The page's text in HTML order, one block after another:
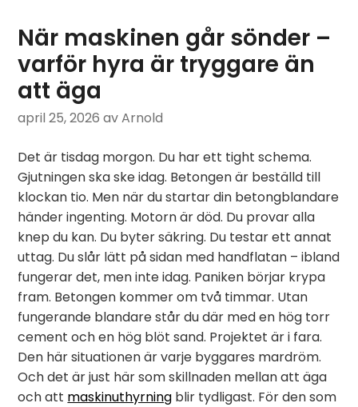
När maskinen går sönder –
varför hyra är tryggare än
att äga
april 25, 2026 av Arnold
Det är tisdag morgon. Du har ett tight schema.
Gjutningen ska ske idag. Betongen är beställd till
klockan tio. Men när du startar din betongblandare
händer ingenting. Motorn är död. Du provar alla
knep du kan. Du byter säkring. Du testar ett annat
uttag. Du slår lätt på sidan med handflatan – ibland
fungerar det, men inte idag. Paniken börjar krypa
fram. Betongen kommer om två timmar. Utan
fungerande blandare står du där med en hög torr
cement och en hög blöt sand. Projektet är i fara.
Den här situationen är varje byggares mardröm.
Och det är just här som skillnaden mellan att äga
och att maskinuthyrning blir tydligast. För den som